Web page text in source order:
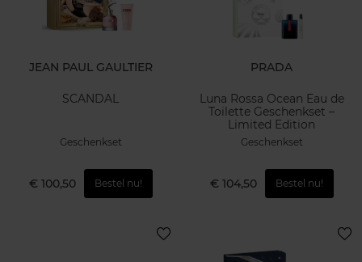
JEAN PAUL GAULTIER
SCANDAL
Geschenkset
€ 100,50 Bestel nu!
PRADA
Luna Rossa Ocean Eau de
Toilette Geschenkset –
Limited Edition
Geschenkset
€ 104,50 Bestel nu!